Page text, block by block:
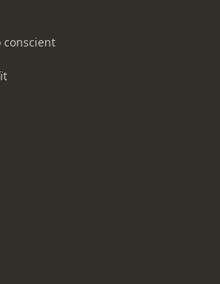
conscient